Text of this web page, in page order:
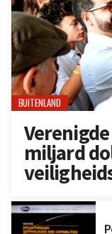
BUITENLAND
miljard